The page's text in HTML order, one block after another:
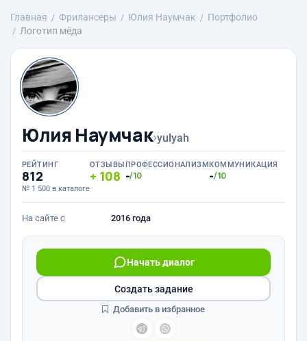
Главная Фрилансеры Юлия Наумчак
Портфолио
Логотип мёда
Юлия Наумчак›yulyah
РЕЙТИНГ
812
№ 1 500 в каталоге
ОТЗЫВЫ
108
ПРОФЕССИОНАЛИЗМ
-/10
КОММУНИКАЦИЯ
-/10
На сайте с 2016 года
Начать диалог
Создать задание
Добавить в избранное